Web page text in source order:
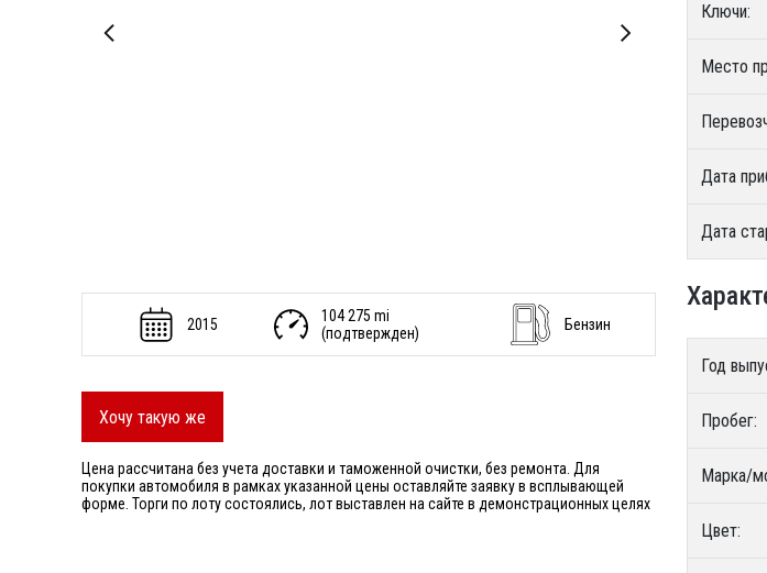
2015
104 275 mi
(подтвержден)
Бензин
Хочу такую же
Цена рассчитана без учета доставки и таможенной очистки, без ремонта. Для
покупки автомобиля в рамках указанной цены оставляйте заявку в всплывающей
форме. Торги по лоту состоялись, лот выставлен на сайте в демонстрационных целях
Ключи:
Место
Дата
Дата
Год
Пробег:
Марка/
Цвет: